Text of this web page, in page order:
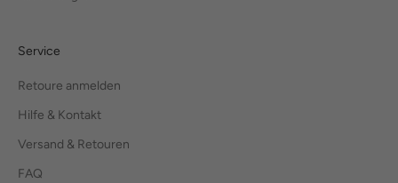
Service
Retoure anmelden
Hilfe & Kontakt
Versand & Retouren
FAQ